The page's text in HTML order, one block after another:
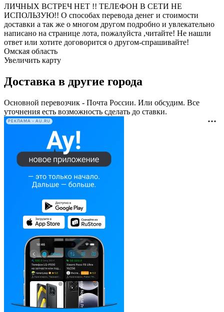
ЛИЧНЫХ ВСТРЕЧ НЕТ !! ТЕЛЕФОН В СЕТИ НЕ
ИСПОЛЬЗУЮ!! О способах перевода денег и стоимости
доставки а так же о многом другом подробно и увлекательно
написано на странице лота, пожалуйста ,читайте! Не нашли
ответ или хотите договорится о другом-спрашивайте!
Омская область
Увеличить карту
Доставка в другие города
Основной перевозчик - Почта России. Или обсудим. Все
уточнения есть возможность сделать до ставки.
РЕКЛАМА • AU.RU